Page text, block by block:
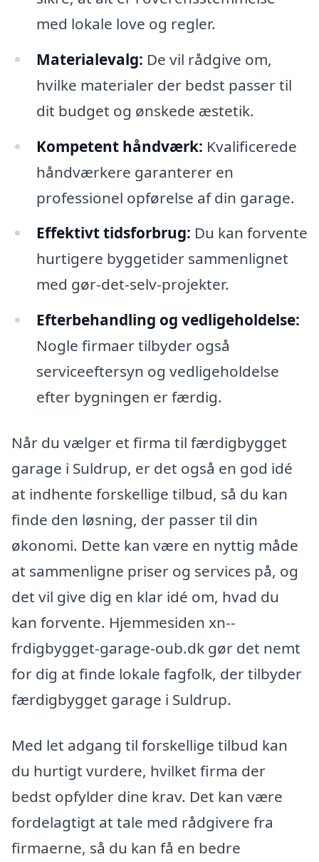
med lokale love og regler.
Materialevalg: De vil rådgive om,
hvilke materialer der bedst passer til
dit budget og ønskede æstetik.
Kompetent håndværk: Kvalificerede
håndværkere garanterer en
professionel opførelse af din garage.
Effektivt tidsforbrug: Du kan forvente
hurtigere byggetider sammenlignet
med gør-det-selv-projekter.
Efterbehandling og vedligeholdelse:
Nogle firmaer tilbyder også
serviceeftersyn og vedligeholdelse
efter bygningen er færdig.
Når du vælger et firma til færdigbygget
garage i Suldrup, er det også en god idé
at indhente forskellige tilbud, så du kan
finde den løsning, der passer til din
økonomi. Dette kan være en nyttig måde
at sammenligne priser og services på, og
det vil give dig en klar idé om, hvad du
kan forvente. Hjemmesiden xn--
frdigbygget-garage-oub.dk gør det nemt
for dig at finde lokale fagfolk, der tilbyder
færdigbygget garage i Suldrup.
Med let adgang til forskellige tilbud kan
du hurtigt vurdere, hvilket firma der
bedst opfylder dine krav. Det kan være
fordelagtigt at tale med rådgivere fra
firmaerne, så du kan få en bedre